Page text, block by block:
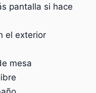
pantalla si hace
el exterior
mesa